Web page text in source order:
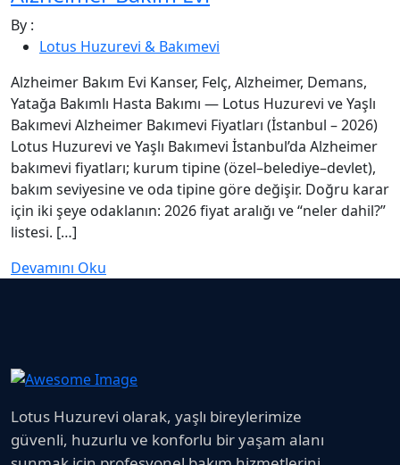
By :
Lotus Huzurevi & Bakımevi
Alzheimer Bakım Evi Kanser, Felç, Alzheimer, Demans,
Yatağa Bakımlı Hasta Bakımı — Lotus Huzurevi ve Yaşlı
Bakımevi Alzheimer Bakımevi Fiyatları (İstanbul – 2026)
Lotus Huzurevi ve Yaşlı Bakımevi İstanbul’da Alzheimer
bakımevi fiyatları; kurum tipine (özel–belediye–devlet),
bakım seviyesine ve oda tipine göre değişir. Doğru karar
için iki şeye odaklanın: 2026 fiyat aralığı ve “neler dahil?”
listesi. […]
Devamını Oku
Lotus Huzurevi olarak, yaşlı bireylerimize
güvenli, huzurlu ve konforlu bir yaşam alanı